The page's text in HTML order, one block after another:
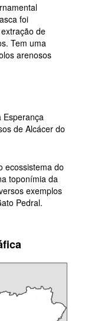
foi
de
Tem uma
arenosos
Esperança
de Alcácer do
ecossistema do
toponímia da
exemplos
Pedral.